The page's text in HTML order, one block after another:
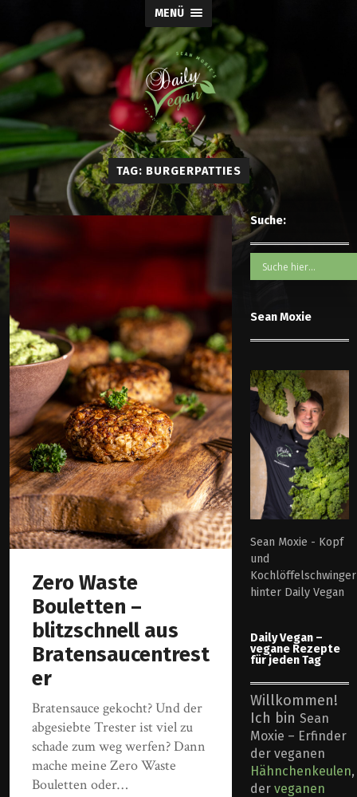
MENÜ
TAG: BURGERPATTIES
Zero Waste
Bouletten –
blitzschnell aus
Bratensaucentrest
er
Bratensauce gekocht? Und der
abgesiebte Trester ist viel zu
schade zum weg werfen? Dann
mache meine Zero Waste
Bouletten oder…
Suche:
Sean Moxie
Sean Moxie - Kopf
und
Kochlöffelschwinger
hinter Daily Vegan
Daily Vegan –
vegane Rezepte
für jeden Tag
Willkommen!
Ich bin Sean
Moxie – Erfinder
der veganen
Hähnchenkeulen,
der veganen